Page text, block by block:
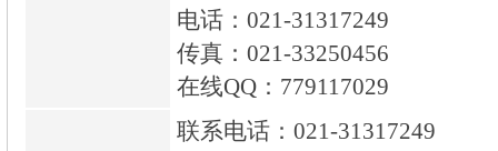
电话：021-31317249
传真：021-33250456
在线QQ：779117029
联系电话：021-31317249